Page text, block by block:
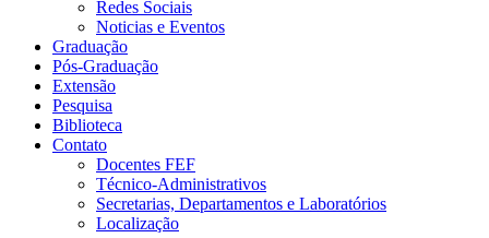
Redes Sociais
Noticias e Eventos
Graduação
Pós-Graduação
Extensão
Pesquisa
Biblioteca
Contato
Docentes FEF
Técnico-Administrativos
Secretarias, Departamentos e Laboratórios
Localização